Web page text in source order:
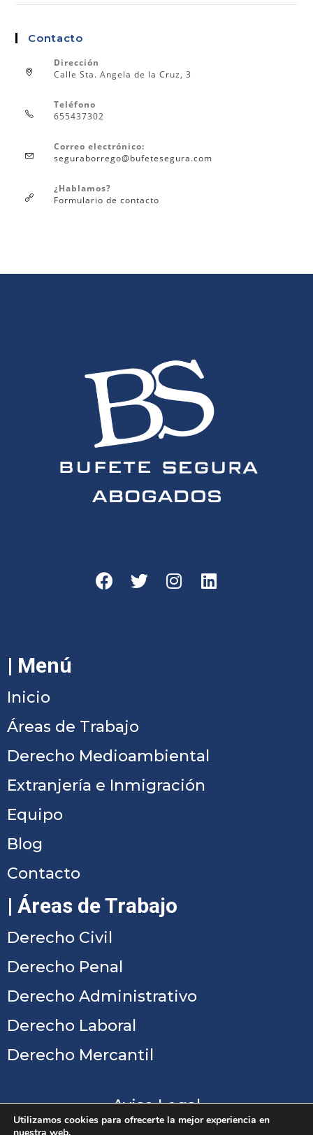
Contacto
Dirección
Calle Sta. Angela de la Cruz, 3
Teléfono
655437302
Correo electrónico:
seguraborrego@bufetesegura.com
¿Hablamos?
Formulario de contacto
| Menú
Inicio
Áreas de Trabajo
Derecho Medioambiental
Extranjería e Inmigración
Equipo
Blog
Contacto
| Áreas de Trabajo
Derecho Civil
Derecho Penal
Derecho Administrativo
Derecho Laboral
Derecho Mercantil
Aviso Legal
Utilizamos cookies para ofrecerte la mejor experiencia en